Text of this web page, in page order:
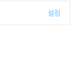
설정